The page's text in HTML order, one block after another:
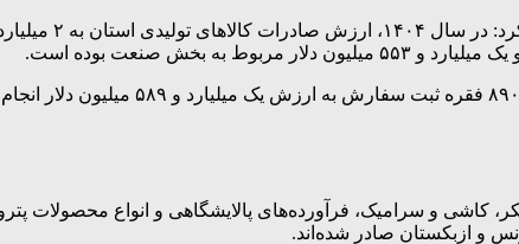
کریم مجرب با اشاره به سیاست‌های حمایتی دولت در
کاشی و سرامیک، فرآورده‌های پالایشگاهی و انواع محصولات
و ازبکستان صادر شده‌اند.